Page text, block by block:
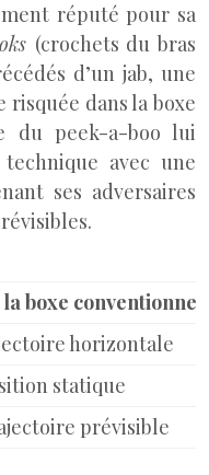
réputé pour sa
(crochets du bras
d’un jab, une
dans la boxe
du peek-a-boo lui
avec une
ses adversaires
boxe
horizontale
statique
prévisible